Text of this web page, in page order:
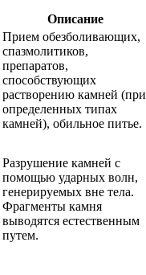
Описание
Прием обезболивающих,
спазмолитиков,
препаратов,
способствующих
растворению камней (при
определенных типах
камней), обильное питье.
Разрушение камней с
помощью ударных волн,
генерируемых вне тела.
Фрагменты камня
выводятся естественным
путем.